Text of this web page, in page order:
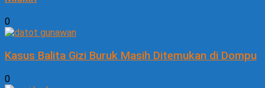
0
Kasus Balita Gizi Buruk Masih Ditemukan di Dompu
0